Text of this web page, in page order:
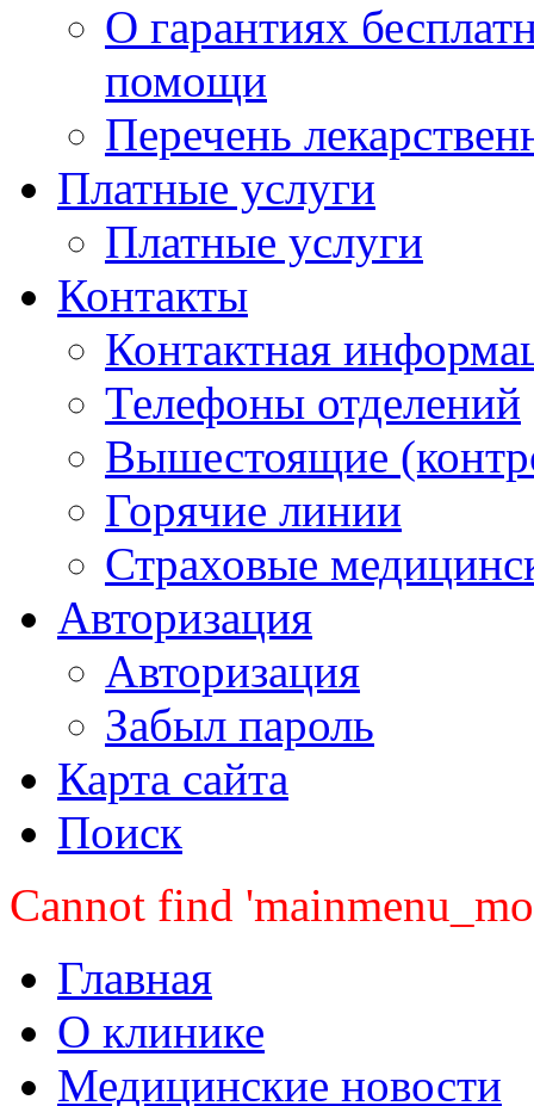
О гарантиях
помощи
Перечень
Платные услуги
Платные услуги
Контакты
Контактная
Телефоны отделений
Вышестоящие
Горячие линии
Страховые
Авторизация
Авторизация
Забыл пароль
Карта сайта
Поиск
Cannot find
Главная
О клинике
Медицинские новости